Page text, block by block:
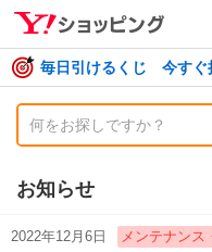
毎日引けるくじ 今すぐ
お知らせ
2022年12月6日 メンテナンス